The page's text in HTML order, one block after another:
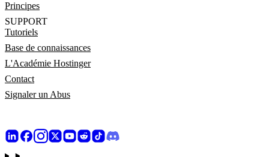
Principes
SUPPORT
Tutoriels
Base de connaissances
L'Académie Hostinger
Contact
Signaler un Abus